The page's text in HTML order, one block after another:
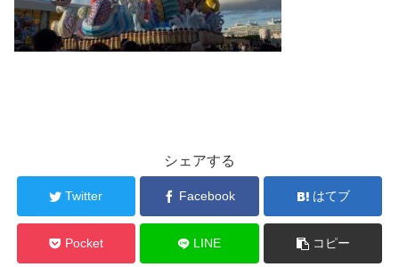
シェアする
Twitter Facebook はてブ
Pocket LINE コピー